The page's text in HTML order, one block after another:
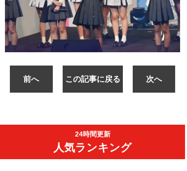
前へ この記事に戻る 次へ
24時間更新
人気ランキング